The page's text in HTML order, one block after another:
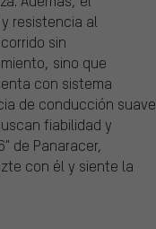
resistencia al
sin
sino que
con sistema
de conducción suave
fiabilidad y
de Panaracer,
con él y siente la